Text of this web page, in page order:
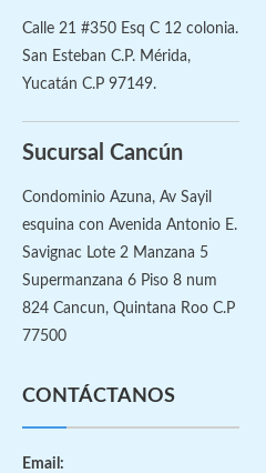
Calle 21 #350 Esq C 12 colonia.
San Esteban C.P. Mérida,
Yucatán C.P 97149.
Sucursal Cancún
Condominio Azuna, Av Sayil
esquina con Avenida Antonio E.
Savignac Lote 2 Manzana 5
Supermanzana 6 Piso 8 num
824 Cancun, Quintana Roo C.P
77500
CONTÁCTANOS
Email: